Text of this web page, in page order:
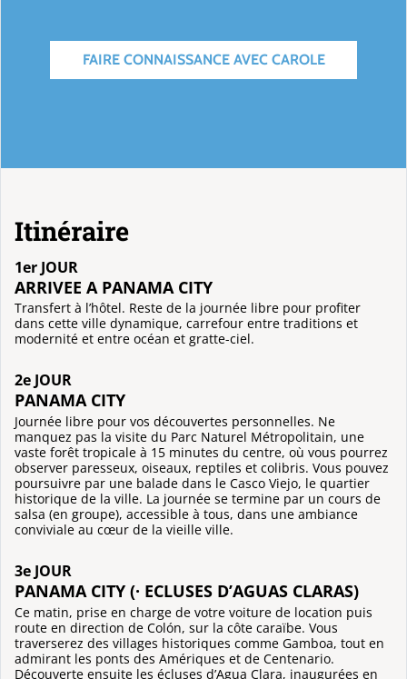
FAIRE CONNAISSANCE AVEC CAROLE
Itinéraire
1er JOUR
ARRIVEE A PANAMA CITY
Transfert à l’hôtel. Reste de la journée libre pour profiter
dans cette ville dynamique, carrefour entre traditions et
modernité et entre océan et gratte-ciel.
2e JOUR
PANAMA CITY
Journée libre pour vos découvertes personnelles. Ne
manquez pas la visite du Parc Naturel Métropolitain, une
vaste forêt tropicale à 15 minutes du centre, où vous pourrez
observer paresseux, oiseaux, reptiles et colibris. Vous pouvez
poursuivre par une balade dans le Casco Viejo, le quartier
historique de la ville. La journée se termine par un cours de
salsa (en groupe), accessible à tous, dans une ambiance
conviviale au cœur de la vieille ville.
3e JOUR
PANAMA CITY (· ECLUSES D’AGUAS CLARAS)
Ce matin, prise en charge de votre voiture de location puis
route en direction de Colón, sur la côte caraïbe. Vous
traverserez des villages historiques comme Gamboa, tout en
admirant les ponts des Amériques et de Centenario.
Découverte ensuite les écluses d’Agua Clara, inaugurées en